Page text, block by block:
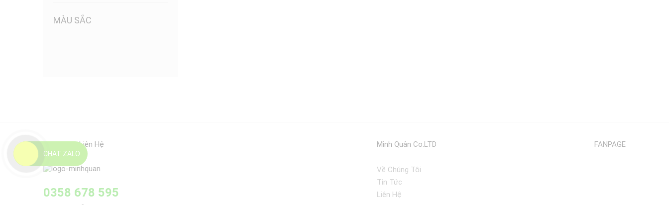
MÀU SẮC
CHAT ZALO
Thông Tin Liên Hệ
0358 678 595
Minh Quân Co.LTD
Về Chúng Tôi
Tin Tức
Liên Hệ
FANPAGE